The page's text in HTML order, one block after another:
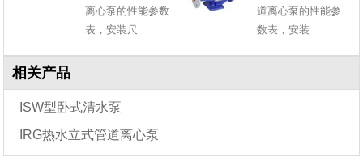
离心泵的性能参数
表，安装尺
道离心泵的性能参
数表，安装
相关产品
ISW型卧式清水泵
IRG热水立式管道离心泵